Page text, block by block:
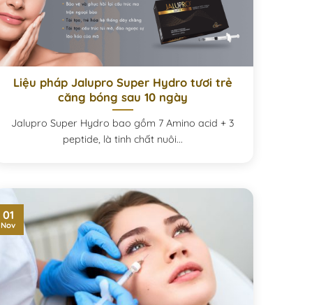
Liệu pháp Jalupro Super Hydro tươi trẻ
căng bóng sau 10 ngày
Jalupro Super Hydro bao gồm 7 Amino acid + 3
peptide, là tinh chất nuôi...
01
Nov